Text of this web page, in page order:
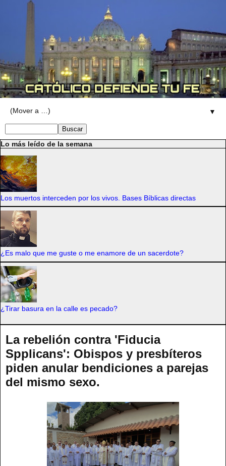
▼
Lo más leído de la semana
Los muertos interceden por los vivos. Bases Bíblicas directas
¿Es malo que me guste o me enamore de un sacerdote?
¿Tirar basura en la calle es pecado?
La rebelión contra 'Fiducia
Spplicans': Obispos y presbíteros
piden anular bendiciones a parejas
del mismo sexo.